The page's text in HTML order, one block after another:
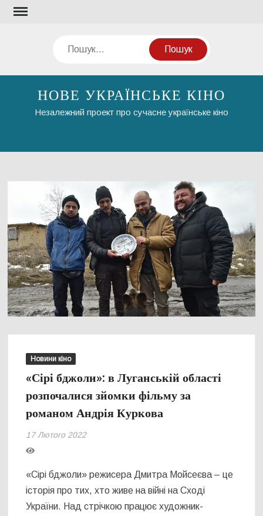
Перейти
Пошук
НОВЕ УКРАЇНСЬКЕ КІНО
Незалежний проект про сучасне українське кіно
Новини кіно
«Сірі бджоли»: в Луганській області
розпочалися зйомки фільму за
романом Андрія Куркова
17 Лютого 2022
«Сірі бджоли» режисера Дмитра Мойсеєва – це
історія про тих, хто живе на війні на Сході
України. Над стрічкою працює художник-